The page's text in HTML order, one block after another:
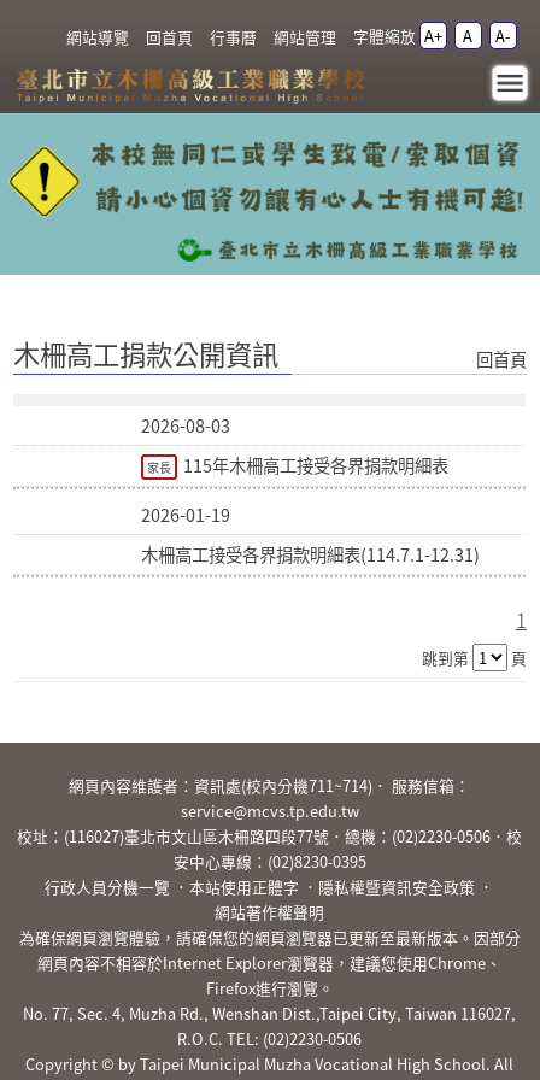
網站導覽 回首頁 行事曆 網站管理 字體縮放 A+ A A-
木柵高工捐款公開資訊 -
臺北市立木柵高級工業
職業學校
:::
木柵高工捐款公開資訊 回首頁
2026-08-03
家長
115年木柵高工接受各界捐款明細表
2026-01-19
木柵高工接受各界捐款明細表(114.7.1-12.31)
1
跳到第 頁
網頁內容維護者：資訊處(校內分機711~714)． 服務信箱：
service@mcvs.tp.edu.tw
校址：(116027)臺北市文山區木柵路四段77號．總機： (02)2230-0506 ．校
安中心專線： (02)8230-0395
行政人員分機一覽 ．本站使用正體字 ． 隱私權暨資訊安全政策 ．
網站著作權聲明
為確保網頁瀏覽體驗，請確保您的網頁瀏覽器已更新至最新版本。因部分
網頁內容不相容於Internet Explorer瀏覽器，建議您使用Chrome、
Firefox進行瀏覽。
No. 77, Sec. 4, Muzha Rd., Wenshan Dist.,Taipei City, Taiwan 116027,
R.O.C. TEL: (02)2230-0506
Copyright © by Taipei Municipal Muzha Vocational High School. All